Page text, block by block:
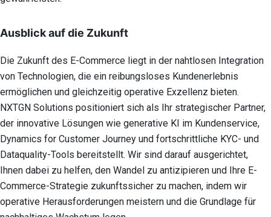
Ausblick auf die Zukunft
Die Zukunft des E-Commerce liegt in der nahtlosen Integration
von Technologien, die ein reibungsloses Kundenerlebnis
ermöglichen und gleichzeitig operative Exzellenz bieten.
NXTGN Solutions positioniert sich als Ihr strategischer Partner,
der innovative Lösungen wie generative KI im Kundenservice,
Dynamics for Customer Journey und fortschrittliche KYC- und
Dataquality-Tools bereitstellt. Wir sind darauf ausgerichtet,
Ihnen dabei zu helfen, den Wandel zu antizipieren und Ihre E-
Commerce-Strategie zukunftssicher zu machen, indem wir
operative Herausforderungen meistern und die Grundlage für